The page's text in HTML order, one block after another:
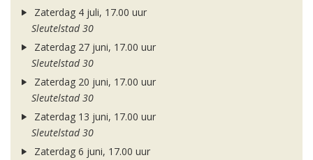
Zaterdag 4 juli, 17.00 uur
Sleutelstad 30
Zaterdag 27 juni, 17.00 uur
Sleutelstad 30
Zaterdag 20 juni, 17.00 uur
Sleutelstad 30
Zaterdag 13 juni, 17.00 uur
Sleutelstad 30
Zaterdag 6 juni, 17.00 uur